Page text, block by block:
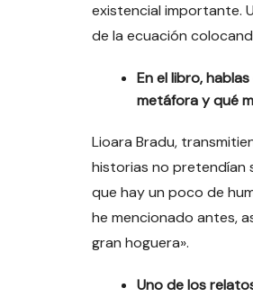
existencial importante.
de la ecuación
En el libro,
metáfora y qué
Lioara Bradu,
historias no pretendían
que hay un poco de
he mencionado antes,
gran hoguera».
Uno de los